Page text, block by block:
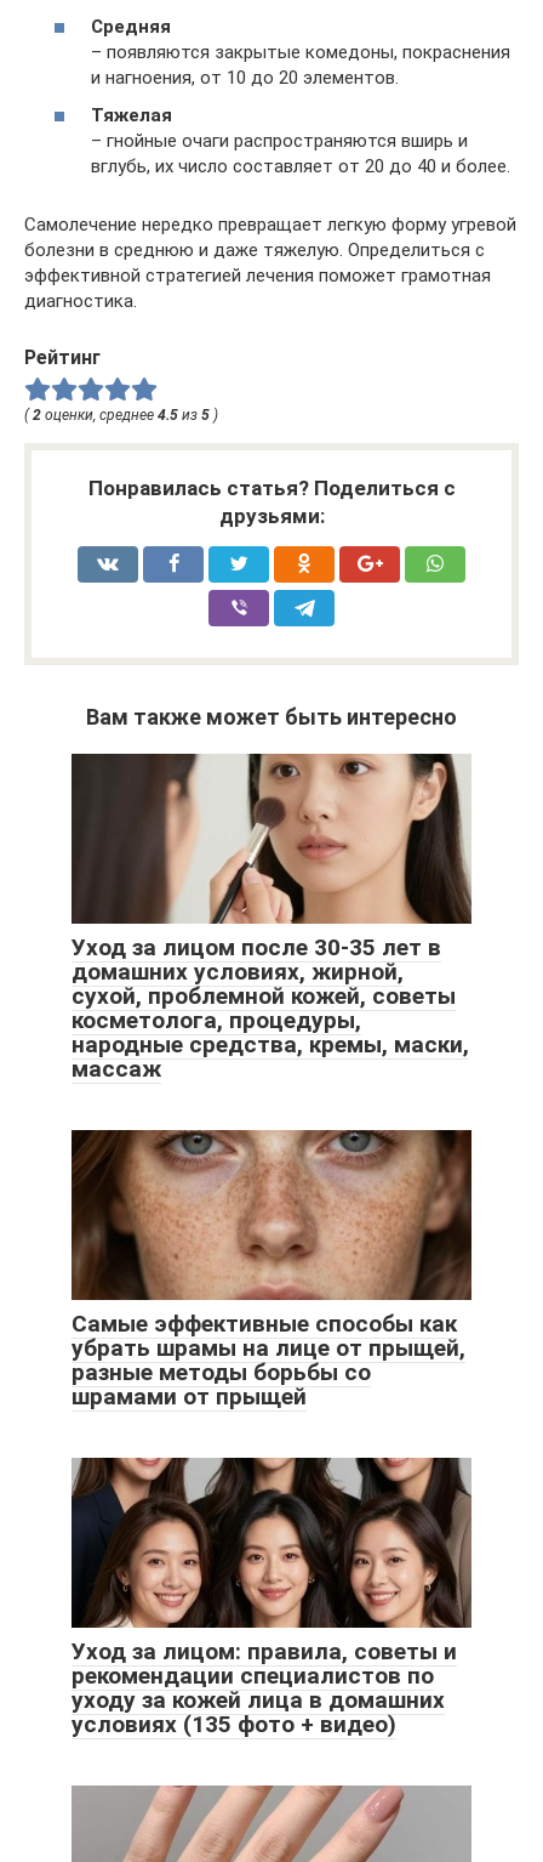
Средняя
– появляются закрытые комедоны, покраснения
и нагноения, от 10 до 20 элементов.
Тяжелая
– гнойные очаги распространяются вширь и
вглубь, их число составляет от 20 до 40 и более.
Самолечение нередко превращает легкую форму угревой
болезни в среднюю и даже тяжелую. Определиться с
эффективной стратегией лечения поможет грамотная
диагностика.
Рейтинг
(2 оценки, среднее 4.5 из 5 )
Понравилась статья? Поделиться с
друзьями:
Вам также может быть интересно
Уход за лицом после 30-35 лет в
домашних условиях, жирной,
сухой, проблемной кожей, советы
косметолога, процедуры,
народные средства, кремы, маски,
массаж
Самые эффективные способы как
убрать шрамы на лице от прыщей,
разные методы борьбы со
шрамами от прыщей
Уход за лицом: правила, советы и
рекомендации специалистов по
уходу за кожей лица в домашних
условиях (135 фото + видео)